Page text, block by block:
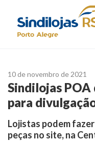
10 de novembro de 2021
Sindilojas
para
Lojistas podem
peças no site, na